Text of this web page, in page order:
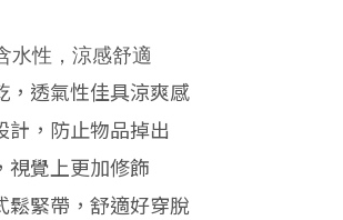
水性，涼感舒適
，透氣性佳具涼爽感
計，防止物品掉出
視覺上更加修飾
鬆緊帶，舒適好穿脫